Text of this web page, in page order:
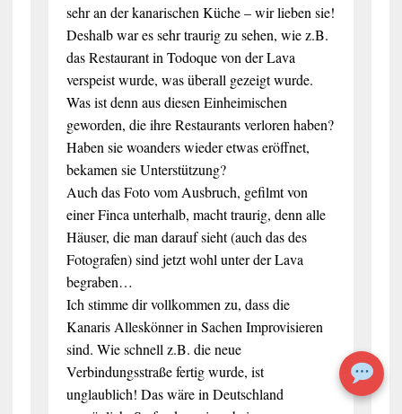
sehr an der kanarischen Küche – wir lieben sie!
Deshalb war es sehr traurig zu sehen, wie z.B.
das Restaurant in Todoque von der Lava
verspeist wurde, was überall gezeigt wurde.
Was ist denn aus diesen Einheimischen
geworden, die ihre Restaurants verloren haben?
Haben sie woanders wieder etwas eröffnet,
bekamen sie Unterstützung?
Auch das Foto vom Ausbruch, gefilmt von
einer Finca unterhalb, macht traurig, denn alle
Häuser, die man darauf sieht (auch das des
Fotografen) sind jetzt wohl unter der Lava
begraben…
Ich stimme dir vollkommen zu, dass die
Kanaris Alleskönner in Sachen Improvisieren
sind. Wie schnell z.B. die neue
Verbindungsstraße fertig wurde, ist
unglaublich! Das wäre in Deutschland